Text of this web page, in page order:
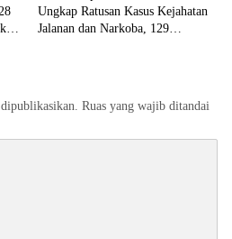
Ungkap Ratusan Kasus Kejahatan
Jalanan dan Narkoba, 129
Ruas yang wajib ditandai